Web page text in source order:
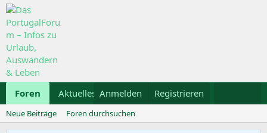
Foren Aktuelles Galerie Kalender
Anmelden Registrieren
Neue Beiträge Foren durchsuchen